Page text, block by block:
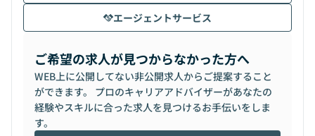
エージェントサービス
ご希望の求人が見つからなかった方へ
WEB上に公開してない非公開求人からご提案すること
ができます。 プロのキャリアアドバイザーがあなたの
経験やスキルに合った求人を見つけるお手伝いをしま
す。